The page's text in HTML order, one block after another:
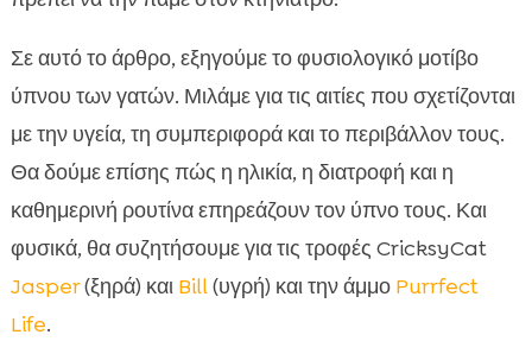
 Purrfect Life άμμος γάτας: καθαριότητα που
ευνοεί χαλαρό ύπνο
 Συμπέρασμα
 FAQ
Σε αυτό το άρθρο, εξηγούμε το φυσιολογικό μοτίβο
ύπνου των γατών. Μιλάμε για τις αιτίες που σχετίζονται
με την υγεία, τη συμπεριφορά και το περιβάλλον τους.
Θα δούμε επίσης πώς η ηλικία, η διατροφή και η
καθημερινή ρουτίνα επηρεάζουν τον ύπνο τους. Και
φυσικά, θα συζητήσουμε για τις τροφές CricksyCat
Jasper(ξηρά) και Bill(υγρή) και την άμμο Purrfect
Life.